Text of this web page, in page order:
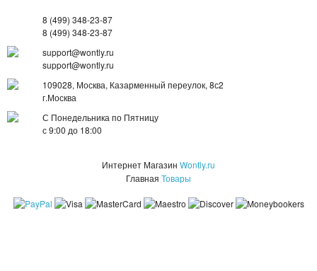
ДОЗАТОРЫ
ШЕЙКЕРЫ
КОНДИЦИОНЕРЫ И ВЕНТИЛЯТОРЫ
АВТОАКСЕССУАРЫ
АВТОЭЛЕКТРОНИКА
ВИДЕОРЕГИСТРАТОРЫ
8 (499) 348-23-87
8 (499) 348-23-87
support@wontly.ru
support@wontly.ru
109028, Москва, Казарменный переулок, 8с2
г.Москва
С Понедельника по Пятницу
с 9:00 до 18:00
Интернет Магазин Wontly.ru
Главная Товары